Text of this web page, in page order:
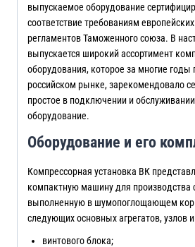
выпускаемое оборудование
соответствие требованиям
регламентов Таможенного союза. В
выпускается широкий ассортимент
оборудования, которое за многие годы
российском рынке, зарекомендовало
простое в подключении и
оборудование.
Оборудование и его
Компрессорная установка ВК
компактную машину для производства
выполненную в шумопоглощающем
следующих основных агрегатов, узлов
винтового блока;